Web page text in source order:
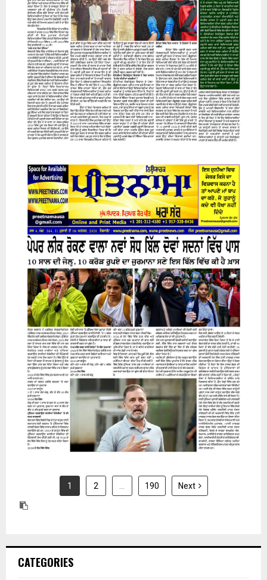
07 August 2026
31 July 2026
1 2 … 190 Next
CATEGORIES